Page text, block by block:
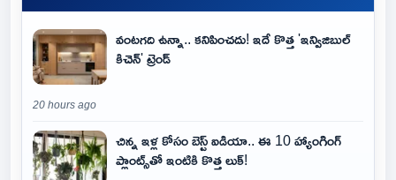
వంటగది ఉన్నా.. కనిపించదు! ఇదే కొత్త 'ఇన్విజిబుల్
కిచెన్' ట్రెండ్
20 hours ago
చిన్న ఇళ్ల కోసం బెస్ట్ ఐడియా.. ఈ 10 హ్యాంగింగ్
ప్లాంట్స్‌తో ఇంటికి కొత్త లుక్!